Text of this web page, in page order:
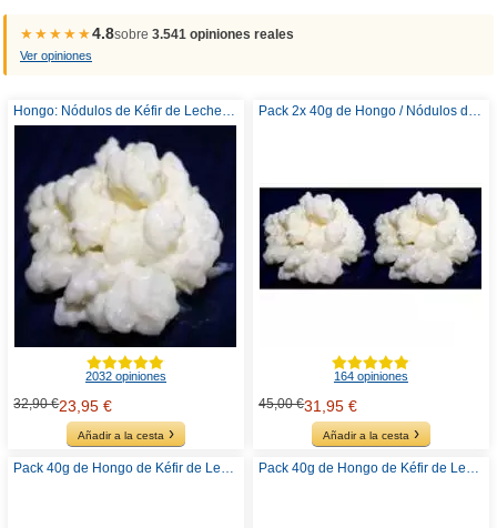
★★★★★4.8sobre 3.541 opiniones reales
Ver opiniones
2032 opiniones
32,90 €23,95 €
Añadir a la cesta
164 opiniones
45,00 €31,95 €
Añadir a la cesta